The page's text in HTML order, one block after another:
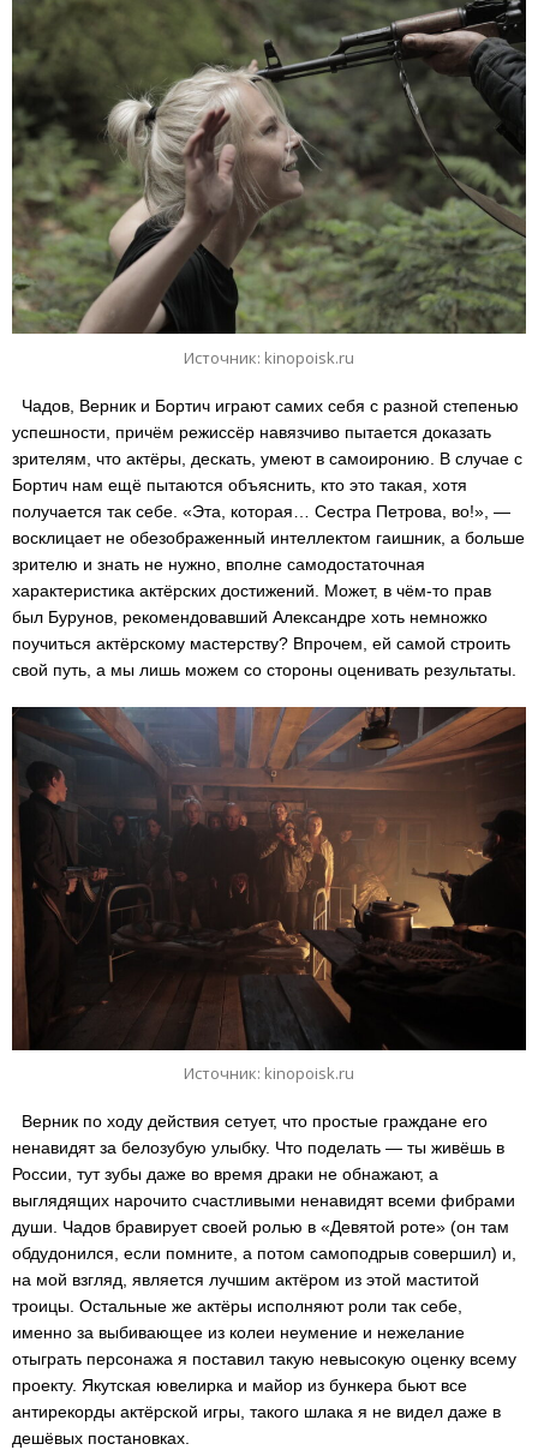
Источник: kinopoisk.ru
Чадов, Верник и Бортич играют самих себя с разной степенью
успешности, причём режиссёр навязчиво пытается доказать
зрителям, что актёры, дескать, умеют в самоиронию. В случае с
Бортич нам ещё пытаются объяснить, кто это такая, хотя
получается так себе. «Эта, которая… Сестра Петрова, во!», —
восклицает не обезображенный интеллектом гаишник, а больше
зрителю и знать не нужно, вполне самодостаточная
характеристика актёрских достижений. Может, в чём-то прав
был Бурунов, рекомендовавший Александре хоть немножко
поучиться актёрскому мастерству? Впрочем, ей самой строить
свой путь, а мы лишь можем со стороны оценивать результаты.
Источник: kinopoisk.ru
Верник по ходу действия сетует, что простые граждане его
ненавидят за белозубую улыбку. Что поделать — ты живёшь в
России, тут зубы даже во время драки не обнажают, а
выглядящих нарочито счастливыми ненавидят всеми фибрами
души. Чадов бравирует своей ролью в «Девятой роте» (он там
обдудонился, если помните, а потом самоподрыв совершил) и,
на мой взгляд, является лучшим актёром из этой маститой
троицы. Остальные же актёры исполняют роли так себе,
именно за выбивающее из колеи неумение и нежелание
отыграть персонажа я поставил такую невысокую оценку всему
проекту. Якутская ювелирка и майор из бункера бьют все
антирекорды актёрской игры, такого шлака я не видел даже в
дешёвых постановках.